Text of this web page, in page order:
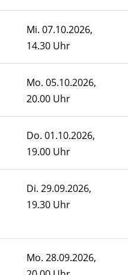
Mi. 07.10.2026,
14.30 Uhr
Mo. 05.10.2026,
20.00 Uhr
Do. 01.10.2026,
19.00 Uhr
Di. 29.09.2026,
19.30 Uhr
Mo. 28.09.2026,